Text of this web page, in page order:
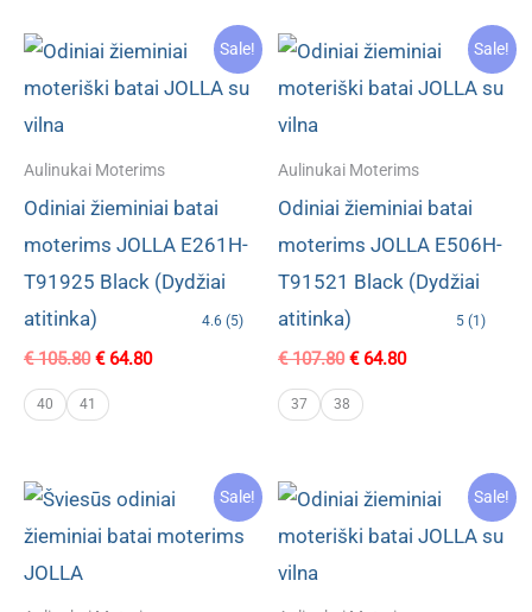
Sale!
Aulinukai Moterims
Odiniai žieminiai batai
moterims JOLLA E261H-
T91925 Black (Dydžiai
atitinka)
4.6 (5)
€105.80 Original
was:
€ 105.80.
€64.80Current
40 41
Sale!
Aulinukai Moterims
Odiniai žieminiai batai
moterims JOLLA E506H-
T91521 Black (Dydžiai
atitinka)
5 (1)
€107.80 Original
was:
€ 107.80.
€64.80Current
37 38
Sale! Sale!